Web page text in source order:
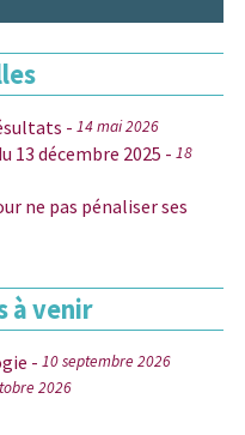
- 14 mai 2026
13 décembre 2025 - 18
ne pas pénaliser ses
à venir
- 10 septembre 2026
2026